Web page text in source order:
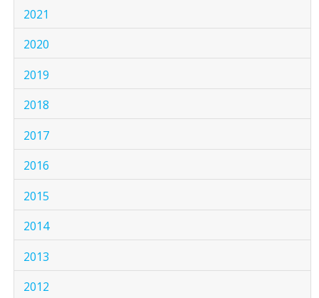
2021
2020
2019
2018
2017
2016
2015
2014
2013
2012